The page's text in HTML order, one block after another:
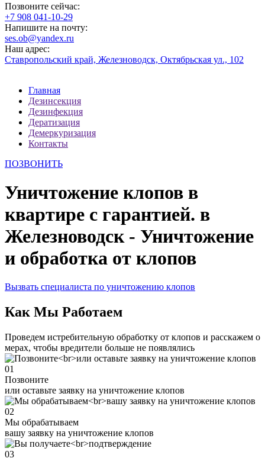
Позвоните сейчас:
‪+7 908 041-10-29
Напишите на почту:
ses.ob@yandex.ru
Наш адрес:
Ставропольский край, Железноводск, Октябрьская ул., 102
Главная
Дезинсекция
Дезинфекция
Дератизация
Демеркуризация
Контакты
ПОЗВОНИТЬ
Уничтожение клопов в
квартире с гарантией. в
Железноводск - Уничтожение
и обработка от клопов
Вызвать специалиста по уничтожению клопов
Как Мы Работаем
Проведем истребительную обработку от клопов и расскажем о
мерах, чтобы вредители больше не появлялись
01
Позвоните
или оставьте заявку на уничтожение клопов
02
Мы обрабатываем
вашу заявку на уничтожение клопов
03